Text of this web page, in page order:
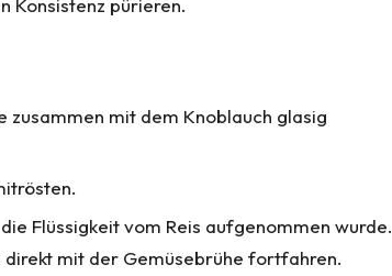
Konsistenz pürieren.
zusammen mit dem Knoblauch glasig
Flüssigkeit vom Reis aufgenommen wurde.
direkt mit der Gemüsebrühe fortfahren.